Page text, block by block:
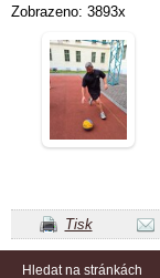
Zobrazeno: 3893x
Tisk
Hledat na stránkách